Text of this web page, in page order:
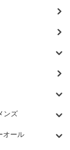
ンズ
オール